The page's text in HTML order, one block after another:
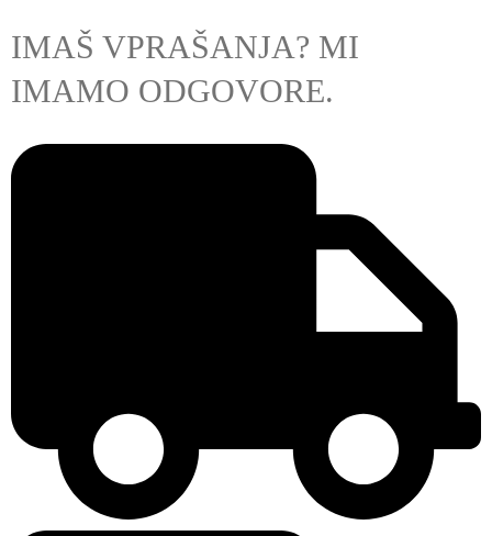
IMAŠ VPRAŠANJA? MI
IMAMO ODGOVORE.